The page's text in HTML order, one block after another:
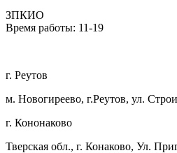
ЗПКИО
Время работы: 11-19
г. Реутов
м. Новогиреево, г.Реутов, ул.
г. Кононаково
Тверская обл., г. Конаково, Ул.